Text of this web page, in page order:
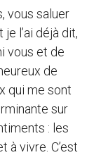
vous saluer
l’ai déjà dit,
vous et de
de
qui me sont
sur
: les
à vivre. C’est